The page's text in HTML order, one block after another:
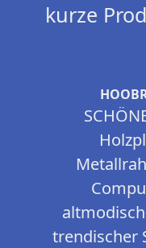
kurze
trendischer